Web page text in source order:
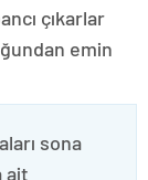
çıkarlar
emin
sona
ait